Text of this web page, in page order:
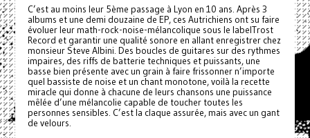
C’est au moins leur 5ème passage à Lyon en 10 ans. Après 3
albums et une demi douzaine de EP, ces Autrichiens ont su faire
évoluer leur math-rock-noise-mélancolique sous le labelTrost
Record et garantir une qualité sonore en allant enregistrer chez
monsieur Steve Albini. Des boucles de guitares sur des rythmes
impaires, des riffs de batterie techniques et puissants, une
basse bien présente avec un grain à faire frissonner n’importe
quel bassiste de noise et un chant monotone, voilà la recette
miracle qui donne à chacune de leurs chansons une puissance
mêlée d’une mélancolie capable de toucher toutes les
personnes sensibles. C’est la claque assurée, mais avec un gant
de velours.